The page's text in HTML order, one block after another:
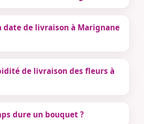
date de livraison à Marignane
de livraison des fleurs à
dure un bouquet ?